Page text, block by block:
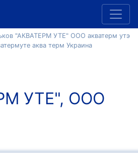
"АКВАТЕРМ УТЕ" ООО акватерм утэ
аква терм Украина
УТЕ", ООО